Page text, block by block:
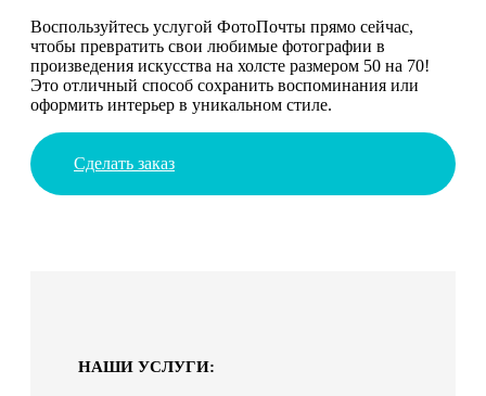
Воспользуйтесь услугой ФотоПочты прямо сейчас,
чтобы превратить свои любимые фотографии в
произведения искусства на холсте размером 50 на 70!
Это отличный способ сохранить воспоминания или
оформить интерьер в уникальном стиле.
Сделать заказ
НАШИ УСЛУГИ: